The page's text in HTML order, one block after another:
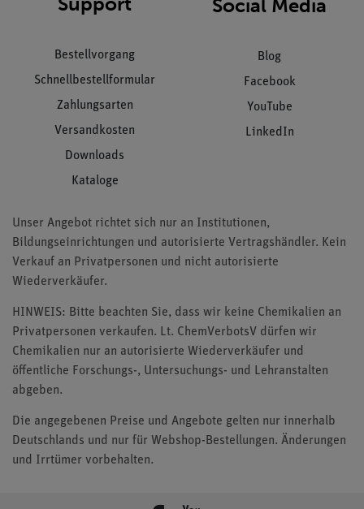
Bestellvorgang
Schnellbestellformular
Zahlungsarten
Versandkosten
Downloads
Kataloge
Social Media
Blog
Facebook
YouTube
LinkedIn
Unser Angebot richtet sich nur an Institutionen,
Bildungseinrichtungen und autorisierte Vertragshändler. Kein
Verkauf an Privatpersonen und nicht autorisierte
Wiederverkäufer.
HINWEIS: Bitte beachten Sie, dass wir keine Chemikalien an
Privatpersonen verkaufen. Lt. ChemVerbotsV dürfen wir
Chemikalien nur an autorisierte Wiederverkäufer und
öffentliche Forschungs-, Untersuchungs- und Lehranstalten
abgeben.
Die angegebenen Preise und Angebote gelten nur innerhalb
Deutschlands und nur für Webshop-Bestellungen. Änderungen
und Irrtümer vorbehalten.